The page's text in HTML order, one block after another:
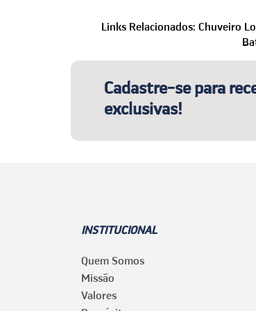
Telefone: (24) 2221-2353Links Relacionados: Chuveiro
Cadastre-se para
exclusivas!
INSTITUCIONAL
Quem Somos
Missão
Valores